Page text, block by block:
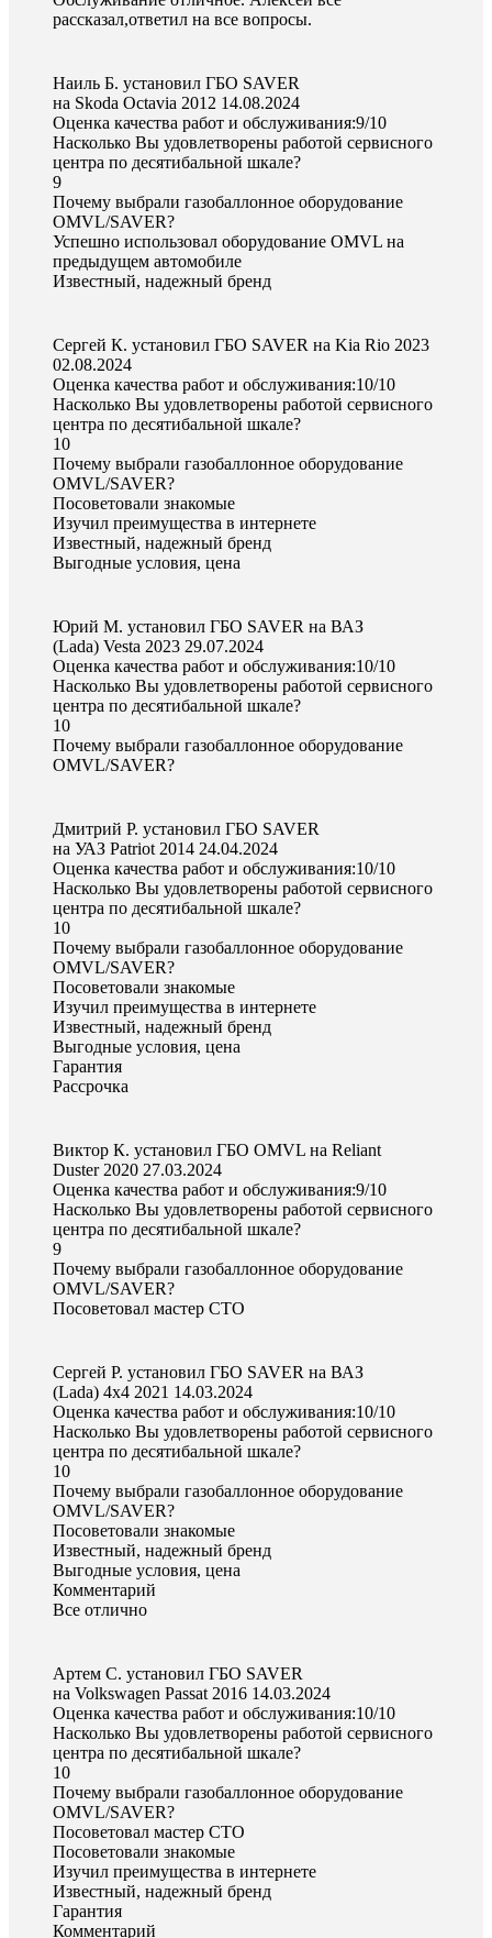
рассказал,ответил на все вопросы.
Наиль Б. установил ГБО SAVER
на Skoda Octavia 2012 14.08.2024
Оценка качества работ и обслуживания:9/10
Насколько Вы удовлетворены работой сервисного
центра по десятибальной шкале?
9
Почему выбрали газобаллонное оборудование
OMVL/SAVER?
Успешно использовал оборудование OMVL на
предыдущем автомобиле
Известный, надежный бренд
Сергей К. установил ГБО SAVER на Kia Rio 2023
02.08.2024
Оценка качества работ и обслуживания:10/10
Насколько Вы удовлетворены работой сервисного
центра по десятибальной шкале?
10
Почему выбрали газобаллонное оборудование
OMVL/SAVER?
Посоветовали знакомые
Изучил преимущества в интернете
Известный, надежный бренд
Выгодные условия, цена
Юрий М. установил ГБО SAVER на ВАЗ
(Lada) Vesta 2023 29.07.2024
Оценка качества работ и обслуживания:10/10
Насколько Вы удовлетворены работой сервисного
центра по десятибальной шкале?
10
Почему выбрали газобаллонное оборудование
OMVL/SAVER?
Дмитрий Р. установил ГБО SAVER
на УАЗ Patriot 2014 24.04.2024
Оценка качества работ и обслуживания:10/10
Насколько Вы удовлетворены работой сервисного
центра по десятибальной шкале?
10
Почему выбрали газобаллонное оборудование
OMVL/SAVER?
Посоветовали знакомые
Изучил преимущества в интернете
Известный, надежный бренд
Выгодные условия, цена
Гарантия
Рассрочка
Виктор К. установил ГБО OMVL на Reliant
Duster 2020 27.03.2024
Оценка качества работ и обслуживания:9/10
Насколько Вы удовлетворены работой сервисного
центра по десятибальной шкале?
9
Почему выбрали газобаллонное оборудование
OMVL/SAVER?
Посоветовал мастер СТО
Сергей Р. установил ГБО SAVER на ВАЗ
(Lada) 4x4 2021 14.03.2024
Оценка качества работ и обслуживания:10/10
Насколько Вы удовлетворены работой сервисного
центра по десятибальной шкале?
10
Почему выбрали газобаллонное оборудование
OMVL/SAVER?
Посоветовали знакомые
Известный, надежный бренд
Выгодные условия, цена
Комментарий
Все отлично
Артем С. установил ГБО SAVER
на Volkswagen Passat 2016 14.03.2024
Оценка качества работ и обслуживания:10/10
Насколько Вы удовлетворены работой сервисного
центра по десятибальной шкале?
10
Почему выбрали газобаллонное оборудование
OMVL/SAVER?
Посоветовал мастер СТО
Посоветовали знакомые
Изучил преимущества в интернете
Известный, надежный бренд
Гарантия
Комментарий